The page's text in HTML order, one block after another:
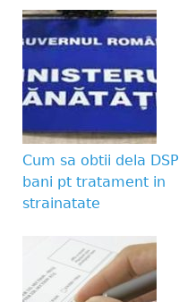
Cum sa obtii dela DSP
bani pt tratament in
strainatate